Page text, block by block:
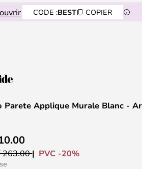
CODE :BEST COPIER
Parete Applique Murale Blanc -
263.00 PVC -20%